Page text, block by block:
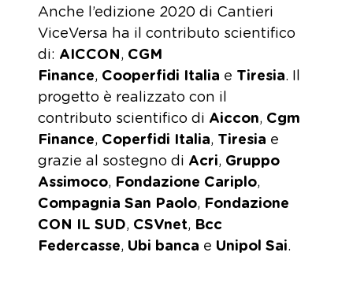
Anche l’edizione 2020 di Cantieri
ViceVersa ha il contributo scientifico
di: AICCON, CGM
Finance, Cooperfidi Italia e Tiresia. Il
progetto è realizzato con il
contributo scientifico di Aiccon, Cgm
Finance, Coperfidi Italia, Tiresia e
grazie al sostegno di Acri, Gruppo
Assimoco, Fondazione Cariplo,
Compagnia San Paolo, Fondazione
CON IL SUD, CSVnet, Bcc
Federcasse, Ubi banca e Unipol Sai.